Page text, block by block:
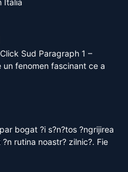
Italia
Sud Paragraph 1 –
un fenomen fascinant ce a
bogat ?i s?n?tos ?ngrijirea
rutina noastr? zilnic?. Fie